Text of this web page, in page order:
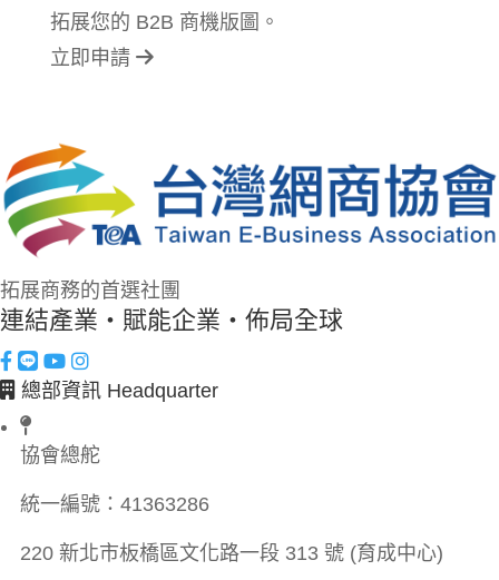
拓展您的 B2B 商機版圖。
立即申請
拓展商務的首選社團
連結產業・賦能企業・佈局全球
總部資訊 Headquarter
協會總舵
統一編號： 41363286
220 新北市板橋區文化路一段 313 號 (育成中心)